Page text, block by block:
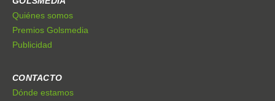
Quiénes somos
Premios Golsmedia
Publicidad
CONTACTO
Dónde estamos